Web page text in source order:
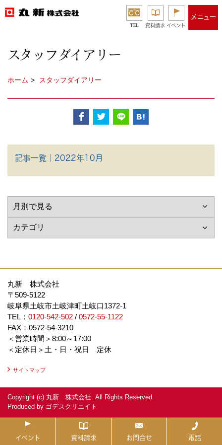
TEL 資料請求 イベント
メニュー
スタッフダイアリー
ホーム スタッフダイアリー
記事一覧｜2022年10月
丸新 株式会社
〒509-5122
岐阜県土岐市土岐津町土岐口1372-1
TEL： 0120-542-502 / 0572-55-1122
FAX：0572-54-3210
＜営業時間＞8:00～17:00
＜定休日＞土・日・祝日 定休
サイトマップ
Copyright (c) 丸新 株式会社. All Rights Reserved.
Produced by ゴデスクリエイト
イベント 資料請求 お問合せ 電話